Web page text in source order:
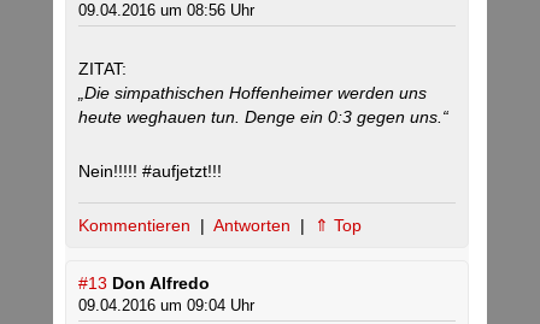
09.04.2016 um 08:56 Uhr
ZITAT:
„Die simpathischen Hoffenheimer werden uns
heute weghauen tun. Denge ein 0:3 gegen uns.“
Nein!!!!! #aufjetzt!!!
Kommentieren | Antworten | ⇑ Top
#13 Don Alfredo
09.04.2016 um 09:04 Uhr